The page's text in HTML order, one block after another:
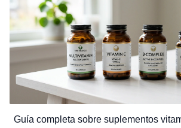
Guía completa sobre suplementos